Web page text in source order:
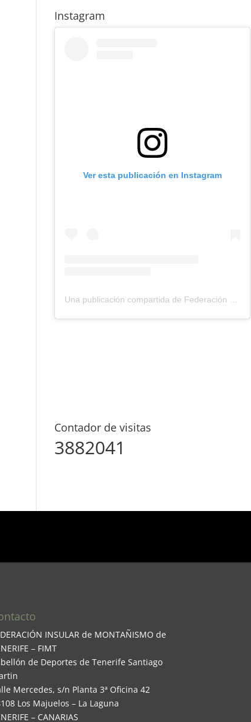
Instagram
Ver esta publicación en Instagram
Contador de visitas
3882041
INSULAR de MONTAÑISMO de
– FIMT
de Deportes de Tenerife Santiago
Mercedes, s/n Planta 3ª Oficina 42
Los Majuelos – La Laguna
– CANARIAS